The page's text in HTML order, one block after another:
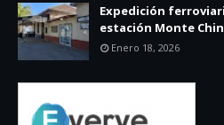
Expedición
estación Monte
Enero 18, 2026